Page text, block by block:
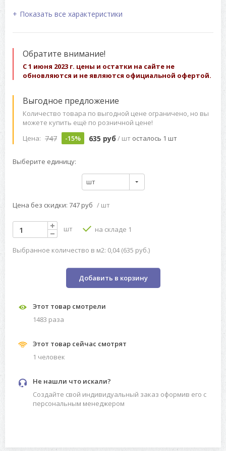
Показать все характеристики
Обратите внимание!
С 1 июня 2023 г. цены и остатки на сайте не
обновляются и не являются официальной офертой.
Выгодное предложение
Количество товара по выгодной цене ограничено, но вы
можете купить ещё по розничной цене!
Цена: 747 -15% 635 руб / шт осталось 1 шт
Выберите единицу:
шт
Цена без скидки: 747 руб / шт
шт на складе 1
Выбранное количество в м2: 0,04 (635 руб.)
Добавить в корзину
Этот товар смотрели
1483 разa
Этот товар сейчас смотрят
1 человек
Не нашли что искали?
Создайте свой индивидуальный заказ оформив его с
персональным менеджером